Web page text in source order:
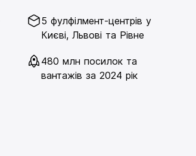
5 фулфілмент-центрів у
Києві, Львові та Рівне
480 млн посилок та
вантажів за 2024 рік